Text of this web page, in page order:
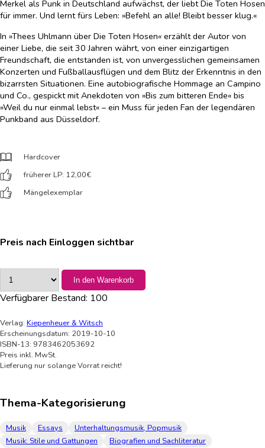
Merkel als Punk in Deutschland aufwächst, der liebt Die Toten Hosen
für immer. Und lernt fürs Leben: »Befehl an alle! Bleibt besser klug.«
In »Thees Uhlmann über Die Toten Hosen« erzählt der Autor von
einer Liebe, die seit 30 Jahren währt, von einer einzigartigen
Freundschaft, die entstanden ist, von unvergesslichen gemeinsamen
Konzerten und Fußballausflügen und dem Blitz der Erkenntnis in den
bizarrsten Situationen. Eine autobiografische Hommage an Campino
und Co., gespickt mit Anekdoten von »Bis zum bitteren Ende« bis
»Weil du nur einmal lebst« – ein Muss für jeden Fan der legendären
Punkband aus Düsseldorf.
Hardcover
früherer LP: 12,00€
Mängelexemplar
Preis nach Einloggen sichtbar
In den Warenkorb
Verfügbarer Bestand: 100
Verlag: Kiepenheuer & Witsch
Erscheinungsdatum: 2019-10-10
ISBN-13: 9783462053692
Preis inkl. MwSt.
Lieferung nur solange Vorrat reicht!
Thema-Kategorisierung
Musik Essays
Unterhaltungsmusik, Popmusik
Musik: Stile und Gattungen
Biografien und Sachliteratur